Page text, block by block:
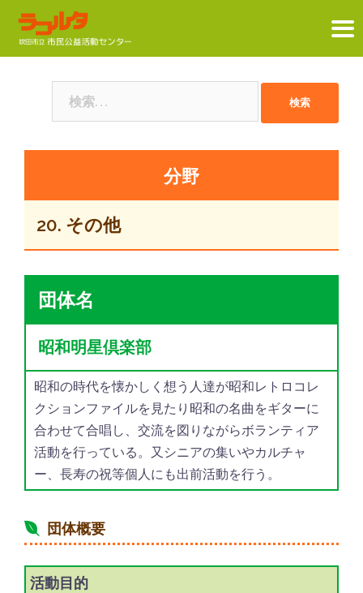
20. その他
団体名
昭和明星倶楽部
昭和の時代を懐かしく想う人達が昭和レトロコレ
クションファイルを見たり昭和の名曲をギターに
合わせて合唱し、交流を図りながらボランティア
活動を行っている。又シニアの集いやカルチャ
ー、長寿の祝等個人にも出前活動を行う。
団体概要
活動目的